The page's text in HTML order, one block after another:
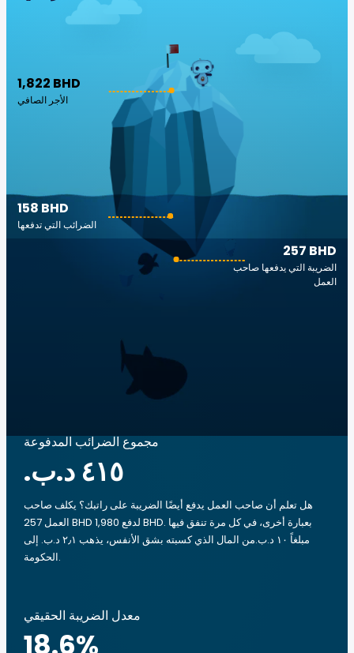
1,822 BHD
الأجر الصافي
257 BHD
الضريبة التي يدفعها صاحب
العمل
158 BHD
الضرائب التي تدفعها
مجموع الضرائب المدفوعة
هل تعلم أن صاحب العمل يدفع أيضًا الضريبة على راتبك؟ يكلف صاحب
العمل 257 BHD لدفع 1,980 BHD. بعبارة أخرى، في كل مرة تنفق فيها
مبلغاً ‏١٠ د.ب.‏من المال الذي كسبته بشق الأنفس، يذهب ‏٢٫١ د.ب.‏ إلى
الحكومة.
معدل الضريبة الحقيقي
18.6%